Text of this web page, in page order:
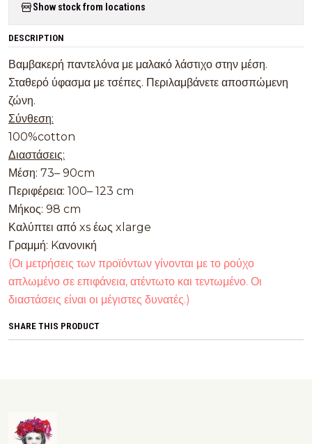
Show stock from locations
DESCRIPTION
Βαμβακερή παντελόνα με μαλακό λάστιχο στην μέση.
Σταθερό ύφασμα με τσέπες. Περιλαμβάνετε αποσπώμενη
ζώνη.
Σύνθεση:
100%cotton
Διαστάσεις:
Μέση: 73– 90cm
Περιφέρεια: 100– 123 cm
Μήκος: 98 cm
Καλύπτει από xs έως xlarge
Γραμμή: Kανονική
(Οι μετρήσεις των προϊόντων γίνονται με το ρούχο
απλωμένο σε επιφάνεια, ατέντωτο και τεντωμένο. Οι
διαστάσεις είναι οι μέγιστες δυνατές.)
SHARE THIS PRODUCT